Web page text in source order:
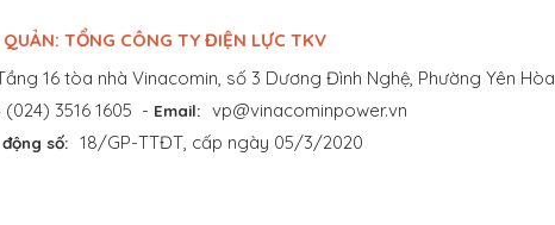
TỔNG CÔNG TY ĐIỆN LỰC TKV
16 tòa nhà Vinacomin, số 3 Dương Đình Nghệ, Phường Yên
(024) 3516 1605 - Email: vp@vinacominpower.vn
số: 18/GP-TTĐT, cấp ngày 05/3/2020